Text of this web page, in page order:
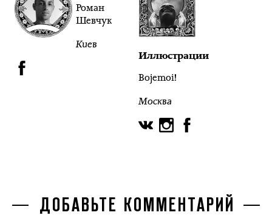
Роман
Шевчук
Киев
Иллюстрации
Bojemoi!
Москва
ДОБАВЬТЕ КОММЕНТАРИЙ